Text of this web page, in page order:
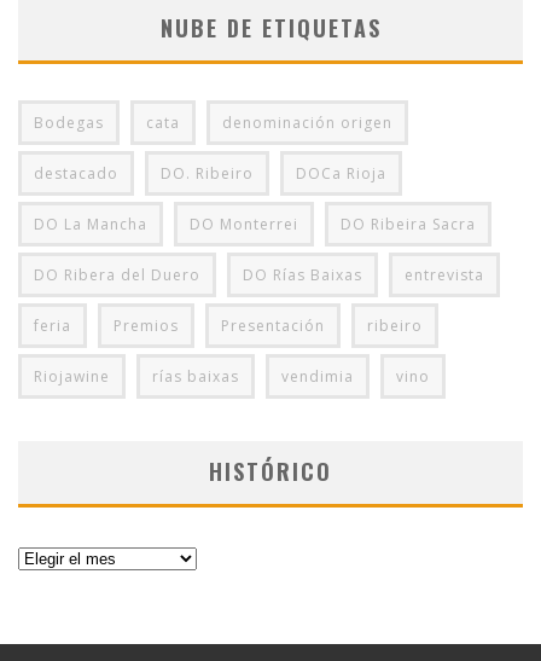
NUBE DE ETIQUETAS
Bodegas cata denominación origen
destacado DO. Ribeiro DOCa Rioja
DO La Mancha DO Monterrei DO Ribeira Sacra
DO Ribera del Duero DO Rías Baixas entrevista
feria Premios Presentación ribeiro
Riojawine rías baixas vendimia vino
HISTÓRICO
Histórico